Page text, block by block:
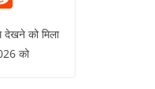
e
d
देखने को मिला
को